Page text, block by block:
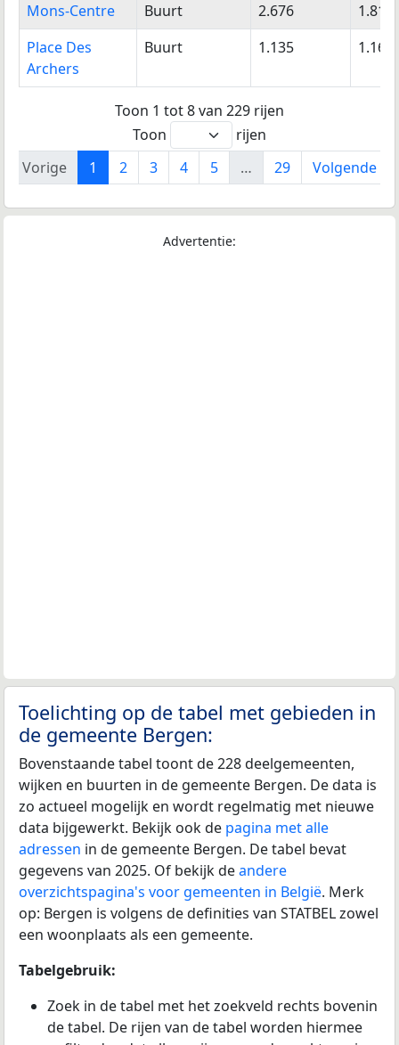
Mons-Centre
Buurt 2.676
1.817
Place Des
Archers
Buurt 1.135 1.167
Toon 1 tot 8 van 229 rijen
Toon
rijen
Vorige
1 2 3 4 5 … 29 Volgende
Advertentie:
Toelichting op de tabel met gebieden in
de gemeente Bergen:
Bovenstaande tabel toont de 228 deelgemeenten,
wijken en buurten in de gemeente Bergen. De data is
zo actueel mogelijk en wordt regelmatig met nieuwe
data bijgewerkt. Bekijk ook de pagina met alle
adressen in de gemeente Bergen. De tabel bevat
gegevens van 2025. Of bekijk deandere
overzichtspagina's voor gemeenten in België. Merk
op: Bergen is volgens de definities van STATBEL zowel
een woonplaats als een gemeente.
Tabelgebruik:
Zoek in de tabel met het zoekveld rechts bovenin
de tabel. De rijen van de tabel worden hiermee